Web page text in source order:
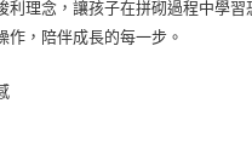
理念，讓孩子在拼砌過程中學
，陪伴成長的每一步。